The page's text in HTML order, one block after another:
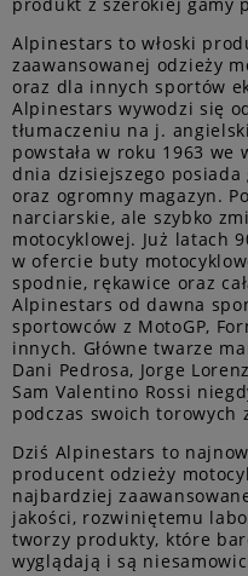
Alpinestars to włoski
zaawansowanej odzieży
oraz dla innych sportów
Alpinestars wywodzi się
tłumaczeniu na j.
powstała w roku 1963 we
dnia dzisiejszego
oraz ogromny magazyn.
narciarskie, ale szybko
motocyklowej. Już latach
w ofercie buty
spodnie, rękawice oraz
Alpinestars od dawna
sportowców z MotoGP,
innych. Główne twarze
Dani Pedrosa, Jorge
Sam Valentino Rossi
podczas swoich torowych
Dziś Alpinestars to
producent odzieży
najbardziej
jakości, rozwiniętemu
tworzy produkty, które
wyglądają i są